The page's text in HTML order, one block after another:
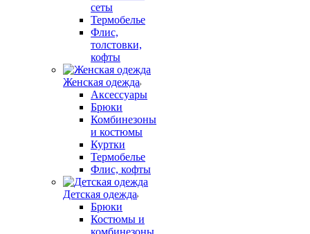
сеты
Термобелье
Флис,
толстовки,
кофты
Женская одежда
Аксессуары
Брюки
Комбинезоны
и костюмы
Куртки
Термобелье
Флис, кофты
Детская одежда
Брюки
Костюмы и
комбинезоны